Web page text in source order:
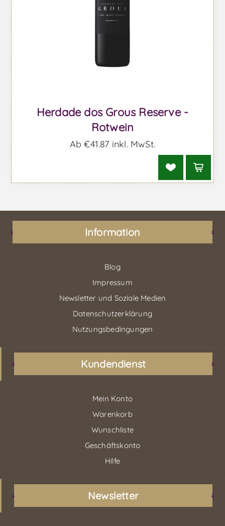
Herdade dos Grous Reserve -
Rotwein
Ab €41,87 inkl. MwSt.
Information
Blog
Impressum
Newsletter und Soziale Medien
Datenschutzerklärung
Nutzungsbedingungen
Kundendienst
Mein Konto
Warenkorb
Wunschliste
Geschäftskonto
Hilfe
Newsletter